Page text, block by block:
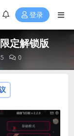
登录
定解锁版
0